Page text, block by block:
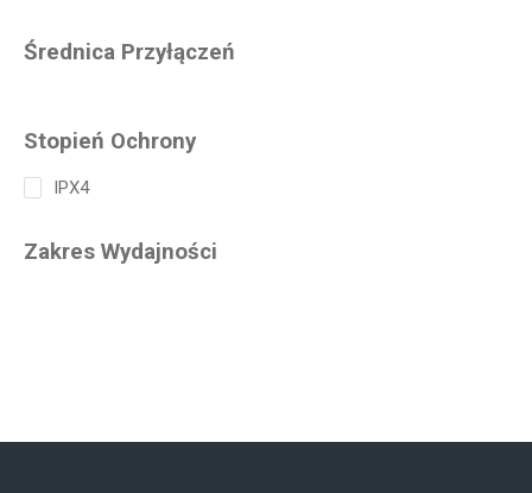
Średnica Przyłączeń
Stopień Ochrony
IPX4
Zakres Wydajności